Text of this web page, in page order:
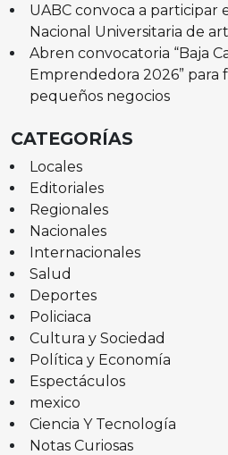
UABC convoca a participar
Nacional Universitaria de
Abren convocatoria “Baja
Emprendedora 2026” para
pequeños negocios
CATEGORÍAS
Locales
Editoriales
Regionales
Nacionales
Internacionales
Salud
Deportes
Policiaca
Cultura y Sociedad
Política y Economía
Espectáculos
mexico
Ciencia Y Tecnología
Notas Curiosas